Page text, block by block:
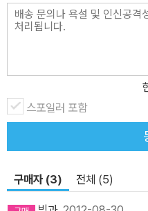
실을 유념하는 데에 있다고 말
지고 있는 중인 것이며, 이것을
낭시는, 사랑이란 “누군가에게
다. 다시 말해 그가 존재한다는
대와 함께 상대를 위해 자신의
지막 강의「아름다움에 대하여
않을까?’라는 질문을 고민한다
물속으로 이끌리는 것처럼, 우리
스포일러 포함
구매자 (3) 전체 (5)